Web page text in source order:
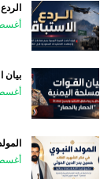
أغسطس
بيان
أغسطس
أغسطس